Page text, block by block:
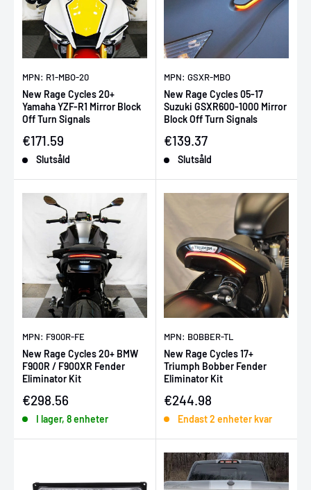
MPN: R1-MBO-20
New Rage Cycles 20+
Yamaha YZF-R1 Mirror Block
Off Turn Signals
Försäljningspris
€171.59
Slutsåld
MPN: GSXR-MBO
New Rage Cycles 05-17
Suzuki GSXR600-1000 Mirror
Block Off Turn Signals
Försäljningspris
€139.37
Slutsåld
MPN: F900R-FE
New Rage Cycles 20+ BMW
F900R / F900XR Fender
Eliminator Kit
Försäljningspris
€298.56
I lager, 8 enheter
MPN: BOBBER-TL
New Rage Cycles 17+
Triumph Bobber Fender
Eliminator Kit
Försäljningspris
€244.98
Endast 2 enheter kvar